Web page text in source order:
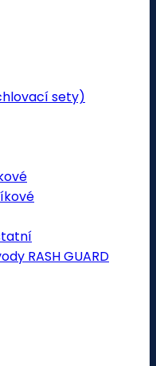
sety)
RASH GUARD